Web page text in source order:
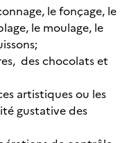
le fonçage, le
le moulage, le
des chocolats et
artistiques ou les
gustative des